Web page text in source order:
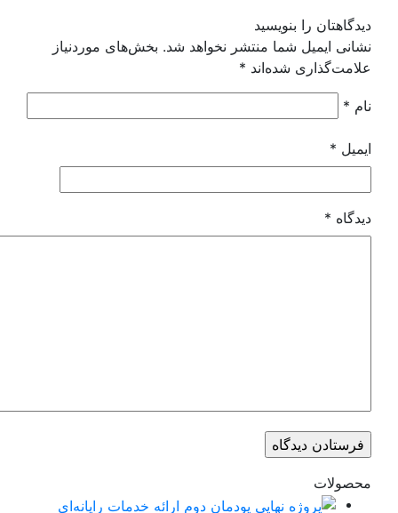
را بنویسید
ایمیل شما منتشر نخواهد شد. بخش‌های موردنیاز
شده‌اند*
*
*